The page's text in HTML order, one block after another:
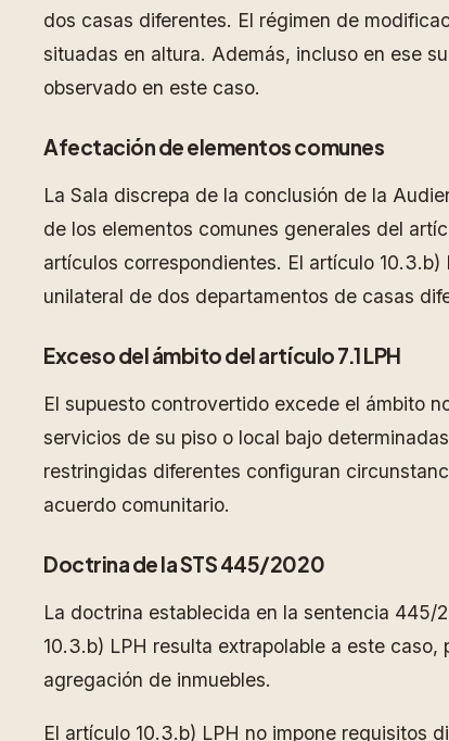
dos casas diferentes. El régimen de
situadas en altura. Además, incluso en ese
observado en este caso.
Afectación de elementos comunes
La Sala discrepa de la conclusión de la
de los elementos comunes generales del
artículos correspondientes. El artículo
unilateral de dos departamentos de casas
Exceso del ámbito del artículo 7.1 LPH
El supuesto controvertido excede el ámbito
servicios de su piso o local bajo
restringidas diferentes configuran
acuerdo comunitario.
Doctrina de la STS 445/2020
La doctrina establecida en la sentencia
10.3.b) LPH resulta extrapolable a este
agregación de inmuebles.
El artículo 10.3.b) LPH no impone requisitos